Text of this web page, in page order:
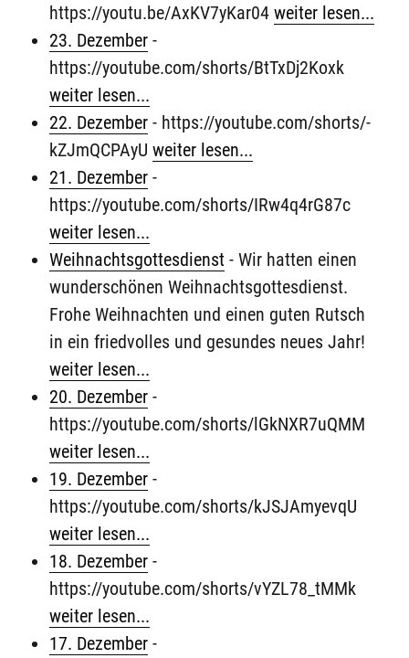
https://youtu.be/AxKV7yKar04weiter lesen...
23. Dezember -
https://youtube.com/shorts/BtTxDj2Koxk
weiter lesen...
22. Dezember - https://youtube.com/shorts/-
kZJmQCPAyUweiter lesen...
21. Dezember -
https://youtube.com/shorts/IRw4q4rG87c
weiter lesen...
Weihnachtsgottesdienst - Wir hatten einen
wunderschönen Weihnachtsgottesdienst.
Frohe Weihnachten und einen guten Rutsch
in ein friedvolles und gesundes neues Jahr!
weiter lesen...
20. Dezember -
https://youtube.com/shorts/lGkNXR7uQMM
weiter lesen...
19. Dezember -
https://youtube.com/shorts/kJSJAmyevqU
weiter lesen...
18. Dezember -
https://youtube.com/shorts/vYZL78_tMMk
weiter lesen...
17. Dezember -